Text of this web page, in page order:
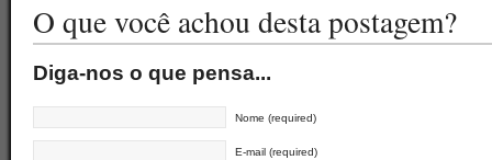
O que você achou desta postagem?
Diga-nos o que pensa...
Nome (required)
E-mail (required)